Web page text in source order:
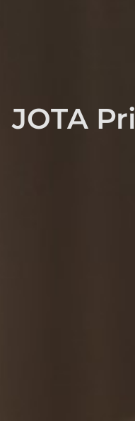
JOTA